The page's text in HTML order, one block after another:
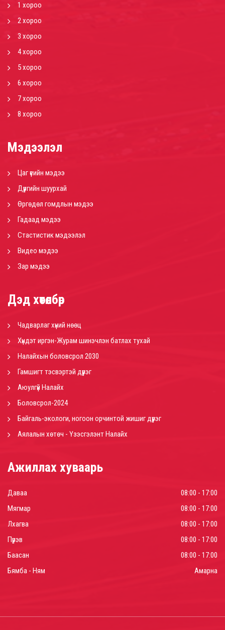
1 хороо
2 хороо
3 хороо
4 хороо
5 хороо
6 хороо
7 хороо
8 хороо
Мэдээлэл
Цаг үеийн мэдээ
Дүүргийн шуурхай
Өргөдөл гомдлын мэдээ
Гадаад мэдээ
Стастистик мэдээлэл
Видео мэдээ
Зар мэдээ
Дэд хөтөлбөр
Чадварлаг хүний нөөц
Хүндэт иргэн-Журам шинэчлэн батлах тухай
Налайхын боловсрол 2030
Гамшигт тэсвэртэй дүүрэг
Аюулгүй Налайх
Боловсрол-2024
Байгаль-экологи, ногоон орчинтой жишиг дүүрэг
Аялалын хөтөч - Үзэсгэлэнт Налайх
Ажиллах хуваарь
Даваа
08:00 - 17:00
Мягмар
08:00 - 17:00
Лхагва
08:00 - 17:00
Пүрэв
08:00 - 17:00
Баасан
08:00 - 17:00
Бямба - Ням
Амарна